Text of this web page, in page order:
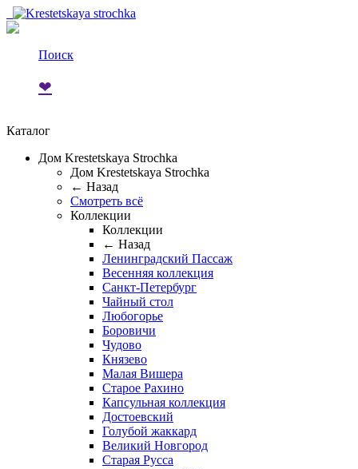
Поиск
❤
Каталог
Дом Krestetskaya Strochka
Дом Krestetskaya Strochka
← Назад
Смотреть всё
Коллекции
Коллекции
← Назад
Ленинградский Пассаж
Весенняя коллекция
Санкт-Петербург
Чайный стол
Любогорье
Боровичи
Чудово
Князево
Малая Вишера
Старое Рахино
Капсульная коллекция
Достоевский
Голубой жаккард
Великий Новгород
Старая Русса